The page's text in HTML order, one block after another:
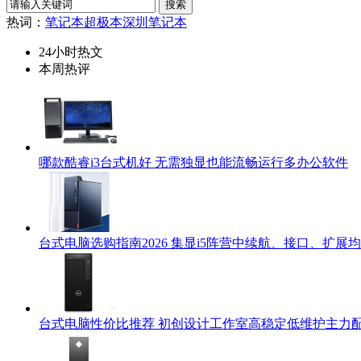
热词： 笔记本超极本深圳笔记本
24小时热文
本周热评
哪款酷睿i3台式机好 无需独显也能流畅运行多办公软件
台式电脑选购指南2026 集显i5阵营中续航、接口、扩展
台式电脑性价比推荐 初创设计工作室高稳定低维护主力